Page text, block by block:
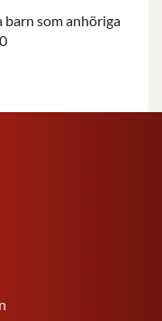
barn som anhöriga